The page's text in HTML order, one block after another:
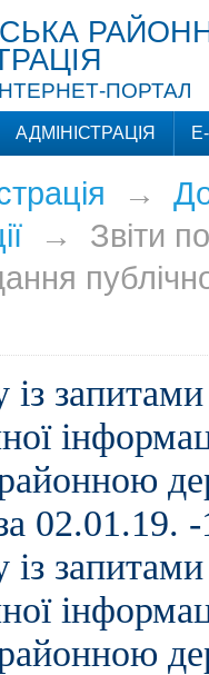
ПОРТАЛ
АДМІНІСТРАЦІЯ
→
→ Звіти
із
02.01.19.
із